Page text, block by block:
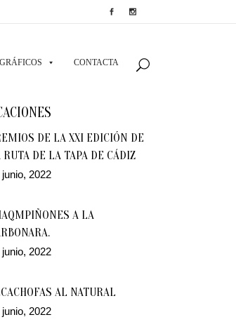
CONTACTA
DE LA XXI EDICIÓN DE
RUTA DE LA TAPA DE CÁDIZ
junio, 2022
A LA
junio, 2022
AL NATURAL
junio, 2022